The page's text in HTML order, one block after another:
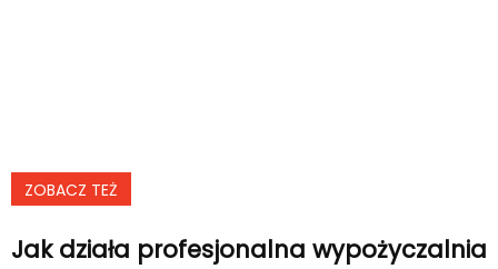
ZOBACZ TEŻ
Jak działa profesjonalna wypożyczalnia